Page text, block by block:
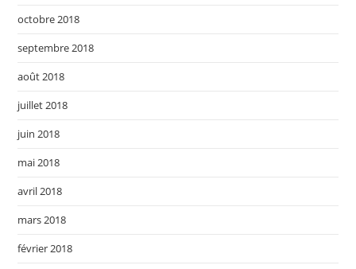
octobre 2018
septembre 2018
août 2018
juillet 2018
juin 2018
mai 2018
avril 2018
mars 2018
février 2018